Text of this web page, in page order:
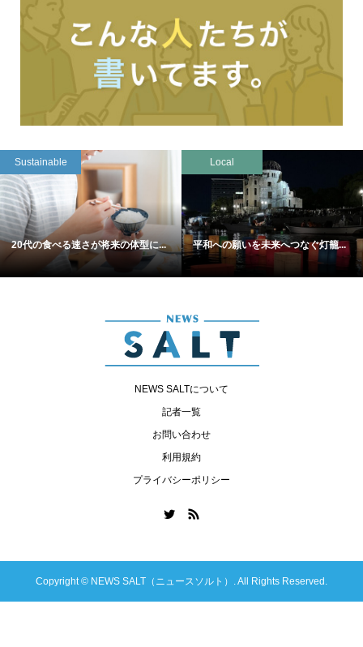
Sustainable
20代の食べる速さが将来の体型に...
Local
平和への願いを未来へつなぐ灯籠...
NEWS SALTについて
記者一覧
お問い合わせ
利用規約
プライバシーポリシー
Copyright © NEWS SALT（ニュースソルト）. All Rights Reserved.